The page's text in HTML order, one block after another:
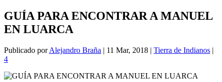
GUÍA PARA ENCONTRAR A MANUEL
EN LUARCA
Publicado porAlejandro Braña | 11 Mar, 2018 | Tierra de Indianos |
4